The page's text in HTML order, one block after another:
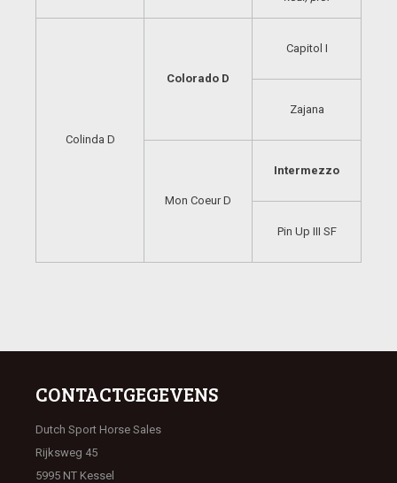
Colinda D
Colorado D
Capitol I
Zajana
Mon Coeur D
Intermezzo
Pin Up III SF
CONTACTGEGEVENS
Dutch Sport Horse Sales
Rijksweg 45
5995 NT Kessel